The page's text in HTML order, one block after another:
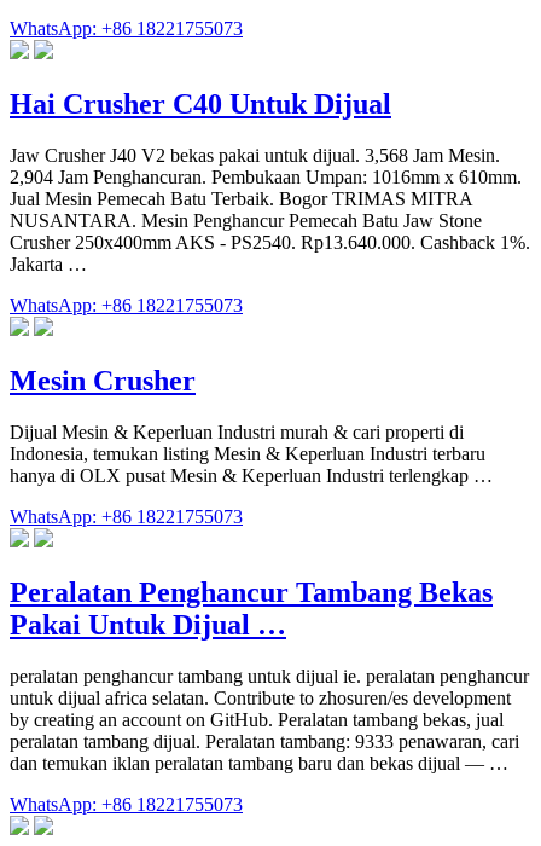
WhatsApp: +86 18221755073
Hai Crusher C40 Untuk Dijual
Jaw Crusher J40 V2 bekas pakai untuk dijual. 3,568 Jam Mesin.
2,904 Jam Penghancuran. Pembukaan Umpan: 1016mm x 610mm.
Jual Mesin Pemecah Batu Terbaik. Bogor TRIMAS MITRA
NUSANTARA. Mesin Penghancur Pemecah Batu Jaw Stone
Crusher 250x400mm AKS - PS2540. Rp13.640.000. Cashback 1%.
Jakarta …
WhatsApp: +86 18221755073
Mesin Crusher
Dijual Mesin & Keperluan Industri murah & cari properti di
Indonesia, temukan listing Mesin & Keperluan Industri terbaru
hanya di OLX pusat Mesin & Keperluan Industri terlengkap …
WhatsApp: +86 18221755073
Peralatan Penghancur Tambang Bekas
Pakai Untuk Dijual …
peralatan penghancur tambang untuk dijual ie. peralatan penghancur
untuk dijual africa selatan. Contribute to zhosuren/es development
by creating an account on GitHub. Peralatan tambang bekas, jual
peralatan tambang dijual. Peralatan tambang: 9333 penawaran, cari
dan temukan iklan peralatan tambang baru dan bekas dijual — …
WhatsApp: +86 18221755073